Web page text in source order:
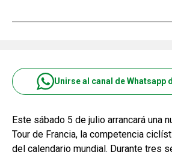
Unirse al canal de Whatsapp
Este sábado 5 de julio arrancará una
Tour de Francia, la competencia
del calendario mundial. Durante tres